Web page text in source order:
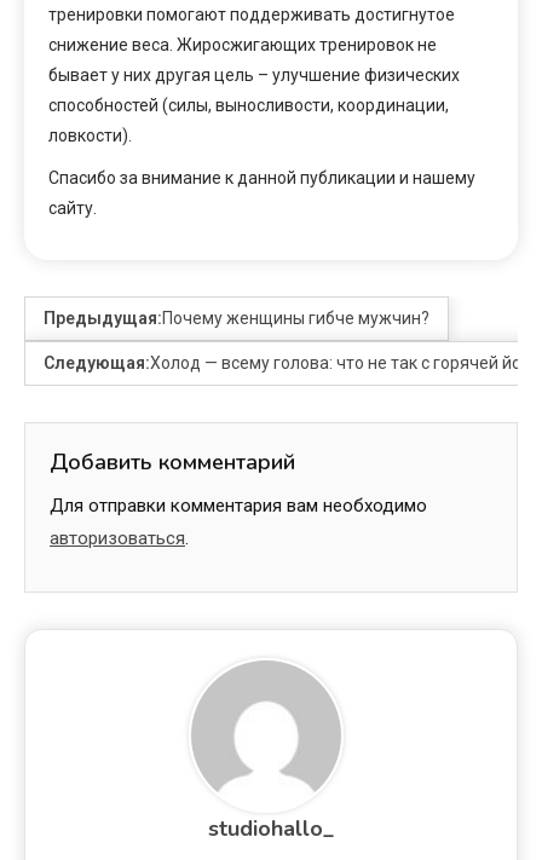
тренировки помогают поддерживать достигнутое
снижение веса. Жиросжигающих тренировок не
бывает у них другая цель – улучшение физических
способностей (силы, выносливости, координации,
ловкости).
Спасибо за внимание к данной публикации и нашему
сайту.
Предыдущая:Почему женщины гибче мужчин?
Следующая:Холод — всему голова: что не так с горячей
Добавить комментарий
Для отправки комментария вам необходимо
авторизоваться
studiohallo_